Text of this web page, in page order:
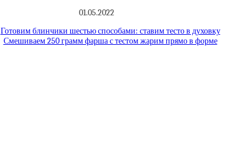
01.05.2022
Готовим блинчики шестью способами: ставим тесто в духовку
Смешиваем 250 грамм фарша с тестом жарим прямо в форме